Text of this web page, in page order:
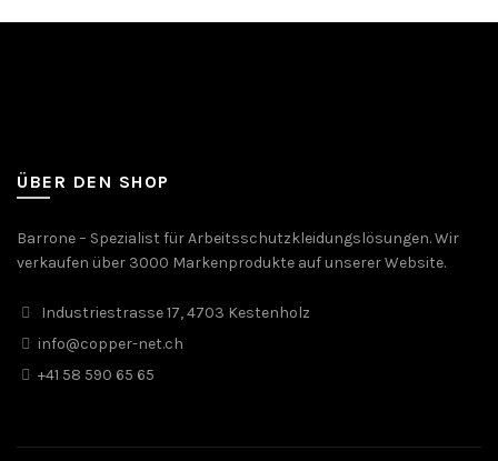
ÜBER DEN SHOP
Barrone – Spezialist für Arbeitsschutzkleidungslösungen. Wir
verkaufen über 3000 Markenprodukte auf unserer Website.
Industriestrasse 17, 4703 Kestenholz
info@copper-net.ch
+41 58 590 65 65